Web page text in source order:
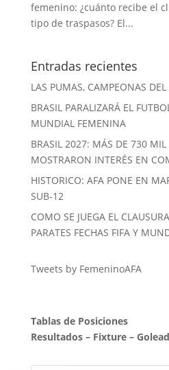
femenino: ¿cuánto recibe el
tipo de traspasos? El...
Entradas recientes
LAS PUMAS, CAMPEONAS
BRASIL PARALIZARÁ EL
MUNDIAL FEMENINA
BRASIL 2027: MÁS DE 730 MIL
MOSTRARON INTERÉS EN
HISTORICO: AFA PONE EN
SUB-12
COMO SE JUEGA EL
PARATES FECHAS FIFA Y
Tweets by FemeninoAFA
Tablas de Posiciones
Resultados– Fixture–